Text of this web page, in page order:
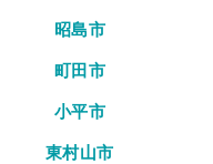
昭島市
町田市
小平市
東村山市